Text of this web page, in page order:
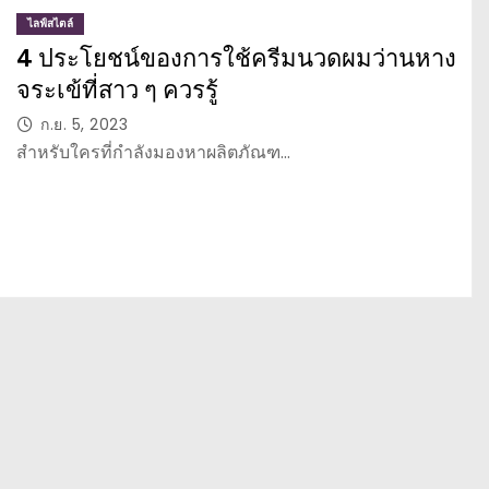
ไลฟ์สไตล์
4 ประโยชน์ของการใช้ครีมนวดผมว่านหาง
จระเข้ที่สาว ๆ ควรรู้
ก.ย. 5, 2023
สำหรับใครที่กำลังมองหาผลิตภัณฑ…